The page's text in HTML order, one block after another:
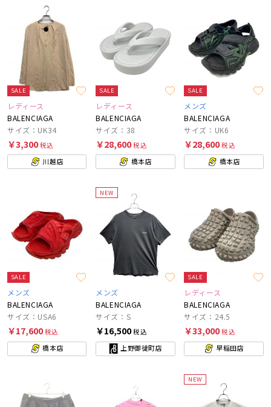
SALE
レディース
BALENCIAGA
サイズ：UK34
￥3,300税込
川越店
SALE
レディース
BALENCIAGA
サイズ：38
￥28,600税込
橋本店
SALE
メンズ
BALENCIAGA
サイズ：UK6
￥28,600税込
橋本店
SALE
メンズ
BALENCIAGA
サイズ：USA6
￥17,600税込
橋本店
NEW
メンズ
BALENCIAGA
サイズ：S
￥16,500税込
上野御徒町店
SALE
レディース
BALENCIAGA
サイズ：24.5
￥33,000税込
早稲田店
NEW